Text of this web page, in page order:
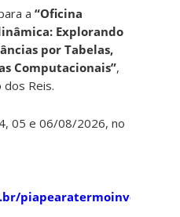
a“Oficina
Explorando
por Tabelas,
Computacionais”,
Reis.
05 e 06/08/2026, no